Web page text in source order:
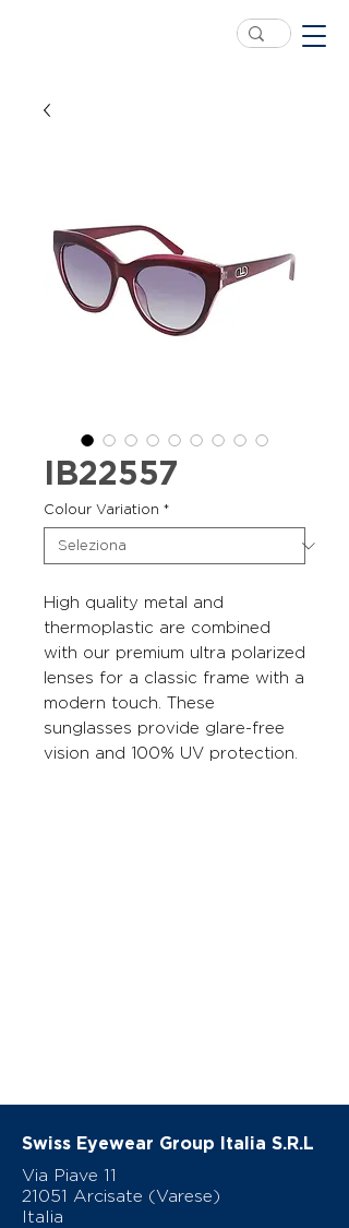
IB22557
Colour Variation *
High quality metal and
thermoplastic are combined
with our premium ultra polarized
lenses for a classic frame with a
modern touch. These
sunglasses provide glare-free
vision and 100% UV protection.
Swiss Eyewear Group Italia S.R.L
Via Piave 11
21051 Arcisate (Varese)
Italia